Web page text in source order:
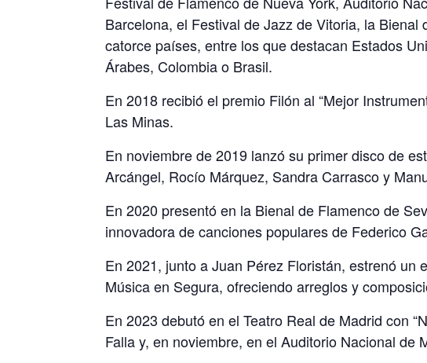
Barcelona, el Festival de Jazz de Vitoria, la
catorce países, entre los que destacan Estados
Árabes, Colombia o Brasil.
En 2018 recibió el premio Filón al “Mejor
Las Minas.
En noviembre de 2019 lanzó su primer disco de
Arcángel, Rocío Márquez, Sandra Carrasco y
En 2020 presentó en la Bienal de Flamenco de
innovadora de canciones populares de Federico
En 2021, junto a Juan Pérez Floristán, estrenó un
Música en Segura, ofreciendo arreglos y
En 2023 debutó en el Teatro Real de Madrid con
Falla y, en noviembre, en el Auditorio Nacional de